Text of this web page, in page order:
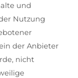
und
Nutzung
der Anbieter
nicht